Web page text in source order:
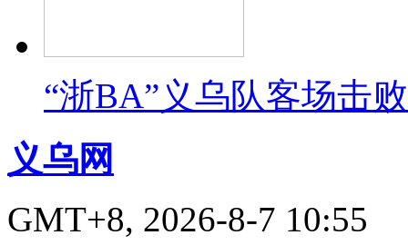
“浙BA”义乌队客场击
义乌网
GMT+8, 2026-8-7 10:55